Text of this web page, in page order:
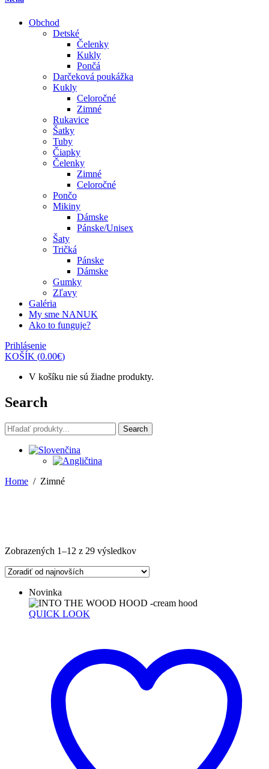
Obchod
Detské
Čelenky
Kukly
Pončá
Darčeková poukážka
Kukly
Celoročné
Zimné
Rukavice
Šatky
Tuby
Čiapky
Čelenky
Zimné
Celoročné
Pončo
Mikiny
Dámske
Pánske/Unisex
Šaty
Tričká
Pánske
Dámske
Gumky
Zľavy
Galéria
My sme NANUK
Ako to funguje?
Prihlásenie
KOŠÍK (0.00€)
V košíku nie sú žiadne produkty.
Search
Search
for:
Search
Home / Zimné
Zobrazených 1–12 z 29 výsledkovZoradené
najnovších
Novinka
QUICK LOOK